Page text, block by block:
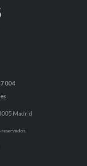
004
Madrid